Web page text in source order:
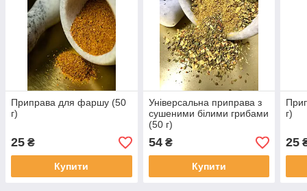
Приправа для фаршу (50
г)
25 ₴
Купити
Універсальна приправа з
сушеними білими грибами
(50 г)
54₴
Купити
г)
25